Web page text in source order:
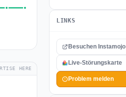
HERE
LINKS
Besuchen Instamojo
Live-Störungskarte
Problem melden